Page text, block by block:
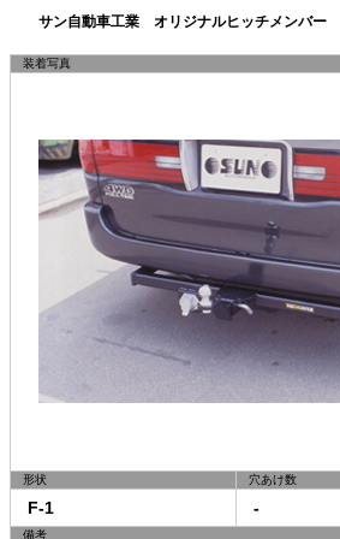
サン自動車工業 オリジナルヒッチメンバー
装着写真
形状 穴あけ数
F-1 -
備考